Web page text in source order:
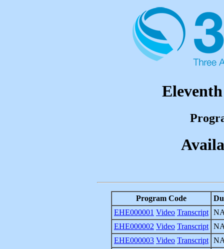
Program Code
EHE000001 Video Transcript
EHE000002 Video Transcript
EHE000003 Video Transcript